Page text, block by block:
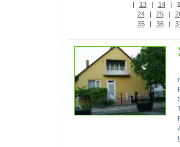
|
13 | 14 |
24
| 25 |
35
| 36 |